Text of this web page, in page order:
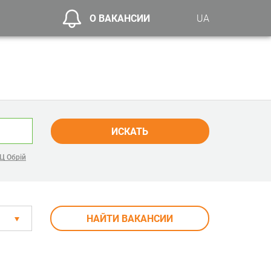
О ВАКАНСИИ UA
ИСКАТЬ
Обрій
НАЙТИ ВАКАНСИИ